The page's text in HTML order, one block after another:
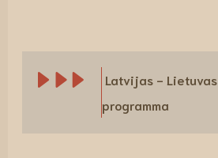
Latvijas - Lietuvas
programma